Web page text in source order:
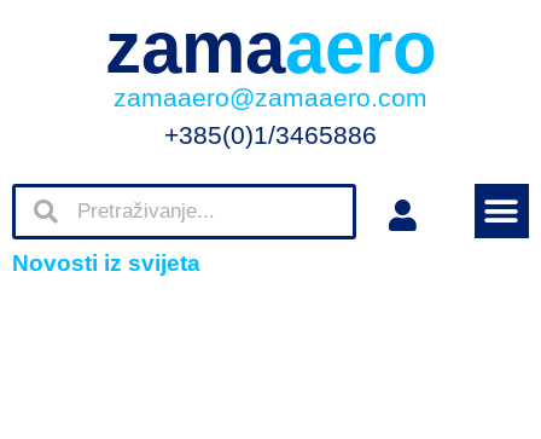
zamaaero
zamaaero@zamaaero.com
+385(0)1/3465886
Novosti iz svijeta